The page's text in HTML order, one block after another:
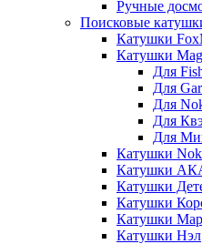
Ручные
Поисковые
Катушки
Катушки
Для
Для
Для
Для
Для
Катушки
Катушки
Катушки
Катушки
Катушки
Катушки Нэл